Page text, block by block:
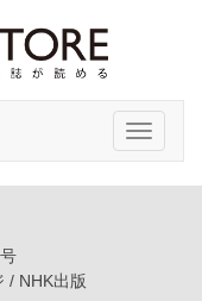
Toggle
/ NHK出版